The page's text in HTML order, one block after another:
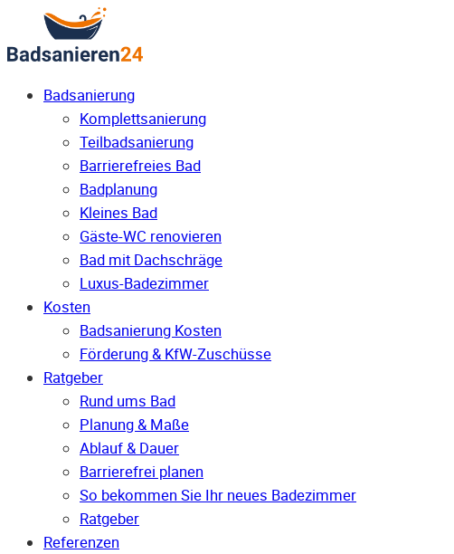
Badsanierung
Komplettsanierung
Teilbadsanierung
Barrierefreies Bad
Badplanung
Kleines Bad
Gäste-WC renovieren
Bad mit Dachschräge
Luxus-Badezimmer
Kosten
Badsanierung Kosten
Förderung & KfW-Zuschüsse
Ratgeber
Rund ums Bad
Planung & Maße
Ablauf & Dauer
Barrierefrei planen
So bekommen Sie Ihr neues Badezimmer
Ratgeber
Referenzen